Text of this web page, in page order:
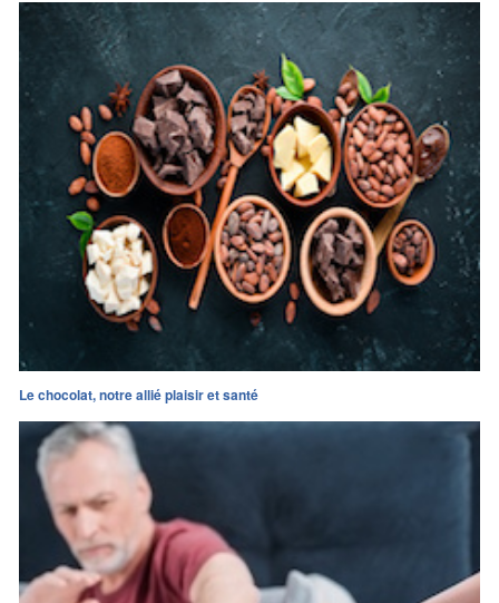
Le chocolat, notre allié plaisir et santé